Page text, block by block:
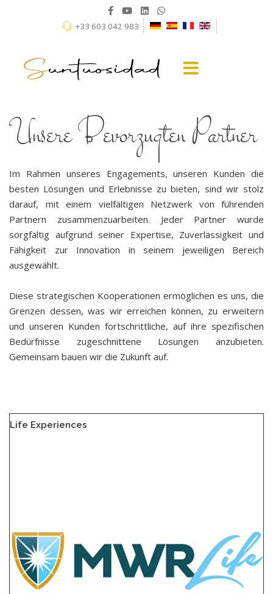
+33 603 042 983
Unsere Bevorzugten Partner
Im Rahmen unseres Engagements, unseren Kunden die
besten Lösungen und Erlebnisse zu bieten, sind wir stolz
darauf, mit einem vielfältigen Netzwerk von führenden
Partnern zusammenzuarbeiten. Jeder Partner wurde
sorgfältig aufgrund seiner Expertise, Zuverlässigkeit und
Fähigkeit zur Innovation in seinem jeweiligen Bereich
ausgewählt.
Diese strategischen Kooperationen ermöglichen es uns, die
Grenzen dessen, was wir erreichen können, zu erweitern
und unseren Kunden fortschrittliche, auf ihre spezifischen
Bedürfnisse zugeschnittene Lösungen anzubieten.
Gemeinsam bauen wir die Zukunft auf.
Life Experiences